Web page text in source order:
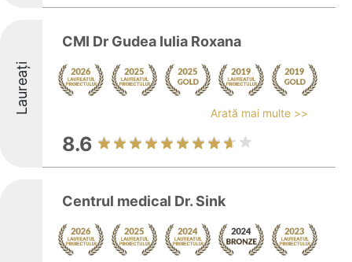
Laureați
CMI Dr Gudea Iulia Roxana
Arată mai multe >>
8.6
Centrul medical Dr. Sink